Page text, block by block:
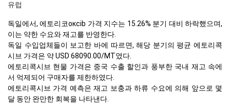
유럽
독일에서, 에토리코оксib 가격 지수는 15.26% 분기 대비 하락했으며,
이는 약한 수요와 재고를 반영한다.
독일 수입업체들이 보고한 바에 따르면, 해당 분기의 평균 에토리콕
시브 가격은 약 USD 68090.00/MT였다.
에토리콕시브 현물 가격은 중국 수출 할인과 풍부한 국내 재고 속에
서 억제되어 구매자를 제한하였다.
에토리콕시브 가격 예측은 재고 보충과 하류 수요에 의해 앞으로 몇
달 동안 완만한 회복을 나타낸다.